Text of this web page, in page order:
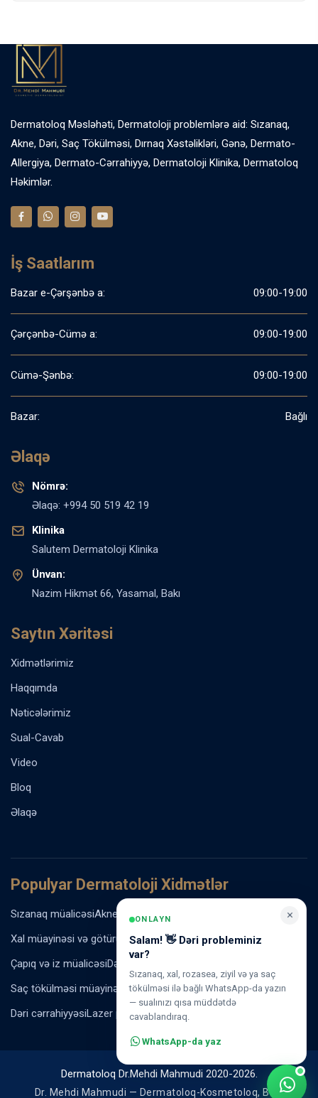
×
ONLAYN
Salam! 👋 Dəri probleminiz
var?
Sızanaq, xal, rozasea, ziyil və ya saç
tökülməsi ilə bağlı WhatsApp-da yazın
— sualınızı qısa müddətdə
cavablandıraq.
WhatsApp-da yaz
Dermatoloq Məsləhəti, Dermatoloji problemlərə aid: Sızanaq,
Akne, Dəri, Saç Tökülməsi, Dırnaq Xəstəlikləri, Gənə, Dermato-
Allergiya, Dermato-Cərrahiyyə, Dermatoloji Klinika, Dermatoloq
Həkimlər.
İş Saatlarım
Bazar e-Çərşənbə a: 09:00-19:00
Çərçənbə-Cümə a: 09:00-19:00
Cümə-Şənbə: 09:00-19:00
Bazar: Bağlı
Əlaqə
Nömrə:
Əlaqə: +994 50 519 42 19
Klinika
Salutem Dermatoloji Klinika
Ünvan:
Nazim Hikmət 66, Yasamal, Bakı
Saytın Xəritəsi
Xidmətlərimiz
Haqqımda
Nəticələrimiz
Sual-Cavab
Video
Bloq
Əlaqə
Populyar Dermatoloji Xidmətlər
Sızanaq müalicəsiAkne vulgaris müalicəsi
Rozasea müalicəsi
Xal müayinəsi və götürülməsiZiyil və papilloma müalicəsi
Çapıq və iz müalicəsiDəri ləkələrinin müalicəsi
Saç tökülməsi müayinəsi
Dəri xəstəliklərinin müalicəsi
Dəri cərrahiyyəsiLazer prosedurlarıAntiaging proqramı
Dermatoloq Dr.Mehdi Mahmudi 2020-2026.
Dr. Mehdi Mahmudi — Dermatoloq-Kosmetoloq, Bakı